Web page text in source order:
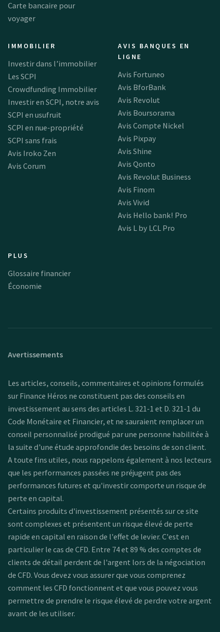
Carte bancaire pour
voyager
IMMOBILIER
Investir dans l’immobilier
Les SCPI
Crowdfunding Immobilier
Investir en SCPI, notre avis
SCPI en usufruit
SCPI en nue-propriété
SCPI sans frais
Avis Iroko Zen
Avis Corum
AVIS BANQUES EN
LIGNE
Avis Fortuneo
Avis BforBank
Avis Revolut
Avis Boursorama
Avis Compte Nickel
Avis Pixpay
Avis Shine
Avis Qonto
Avis Revolut Business
Avis Finom
Avis Vivid
Avis Hello bank! Pro
Avis L by LCL Pro
PLUS
Glossaire financier
Économie
Avertissements
Les articles, conseils, commentaires et opinions formulés
sur Finance Héros ne constituent pas des conseils en
investissement au sens des articles L. 321-1 et D. 321-1 du
Code Monétaire et Financier, et ne sauraient remplacer un
conseil personnalisé prodigué par une personne habilitée à
la suite d’une étude approfondie des besoins de son client.
A toute fins utiles, nous rappelons également à nos lecteurs
que les performances passées ne préjugent pas des
performances futures et qu'investir comporte un risque de
perte en capital.
Certains produits d'investissement présentés sur ce site
sont complexes et présentent un risque élevé de perte
rapide en capital en raison de l'effet de levier. C'est en
particulier le cas de CFD. Entre 74 et 89 % des comptes de
clients de détail perdent de l'argent lors de la négociation
de CFD. Vous devez vous assurer que vous comprenez
comment les CFD fonctionnent et que vous pouvez vous
permettre de prendre le risque élevé de perdre votre argent
avant de les utiliser.